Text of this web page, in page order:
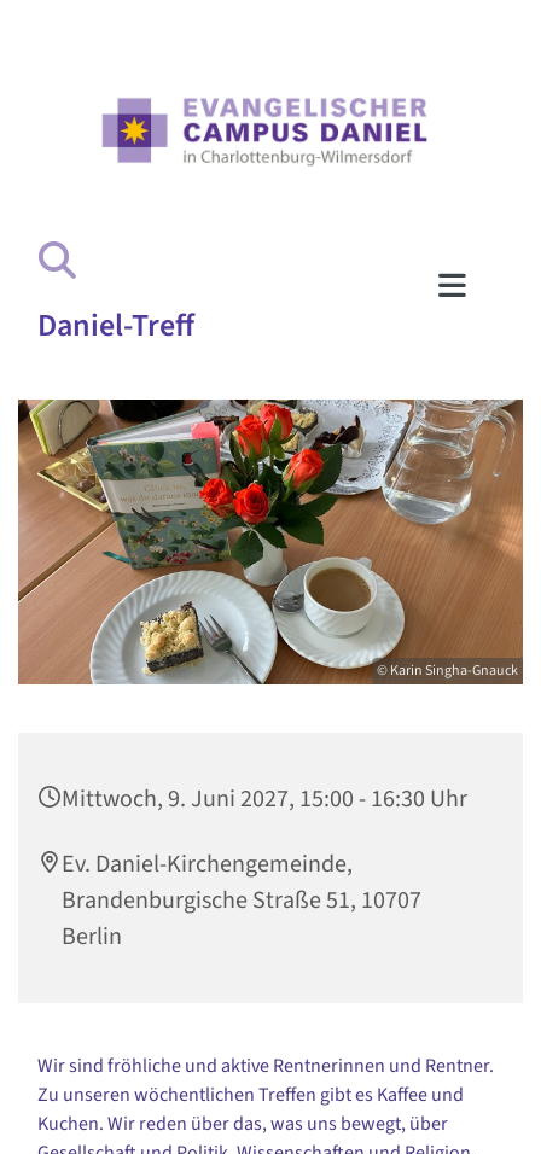
Daniel-Treff
© Karin Singha-Gnauck
Mittwoch, 9. Juni 2027, 15:00 - 16:30 Uhr
Ev. Daniel-Kirchengemeinde,
Brandenburgische Straße 51, 10707
Berlin
Wir sind fröhliche und aktive Rentnerinnen und Rentner.
Zu unseren wöchentlichen Treffen gibt es Kaffee und
Kuchen. Wir reden über das, was uns bewegt, über